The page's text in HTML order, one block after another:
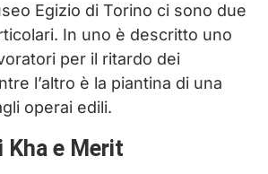
Egizio di Torino ci sono due
In uno è descritto uno
per il ritardo dei
l’altro è la piantina di una
operai edili.
Kha e Merit